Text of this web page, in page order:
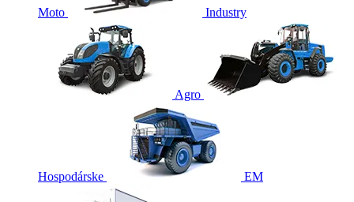
Moto Industry
Agro
Hospodárske EM